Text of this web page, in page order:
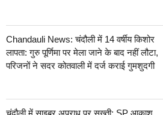
Chandauli News: चंदौली में 14 वर्षीय किशोर
लापता: गुरु पूर्णिमा पर मेला जाने के बाद नहीं लौटा,
परिजनों ने सदर कोतवाली में दर्ज कराई गुमशुदगी